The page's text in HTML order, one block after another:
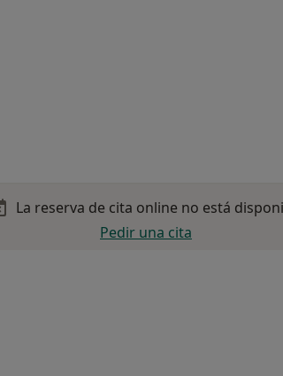
La reserva de cita online no está
Pedir una cita